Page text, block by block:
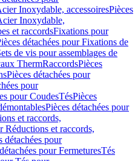
Inoxydable, accessoiresPièces
Inoxydable,
et raccordsFixations pour
détachées pour Fixations de
de vis pour assemblages de
ThermRaccordsPièces
Pièces détachées pour
pour
pour CoudesTésPièces
Pièces détachées pour
et raccords,
Réductions et raccords,
détachées pour
pour FermeturesTés